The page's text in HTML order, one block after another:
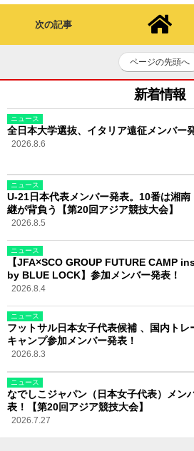
次の記事
ページの先頭へ
新着情報
ニュース
全日本大学選抜、イタリア遠征メンバー
2026.8.6
ニュース
U-21日本代表メンバー発表。10番は湘南
継が背負う【第20回アジア競技大会】
2026.8.5
ニュース
【JFA×SCO GROUP FUTURE CAMP
by BLUE LOCK】参加メンバー発表！
2026.8.4
ニュース
フットサル日本女子代表候補 、国内トレ
キャンプ参加メンバー発表！
2026.8.3
ニュース
なでしこジャパン（日本女子代表）メン
表！【第20回アジア競技大会】
2026.7.27